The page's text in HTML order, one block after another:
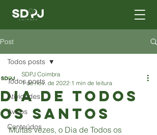
Post
Todos posts
Atividades
Avisos
Conteúdos
Todos posts
Dia de Todos
os Santos
SDPJ Coimbra
1 de nov. de 2022 1 min de leitura
Muitas vezes, o Dia de Todos os